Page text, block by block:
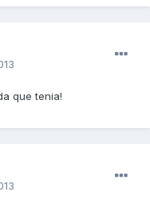
que tenia!